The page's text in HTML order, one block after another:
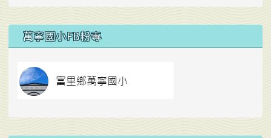
右邊區域內容
萬寧國小FB粉專